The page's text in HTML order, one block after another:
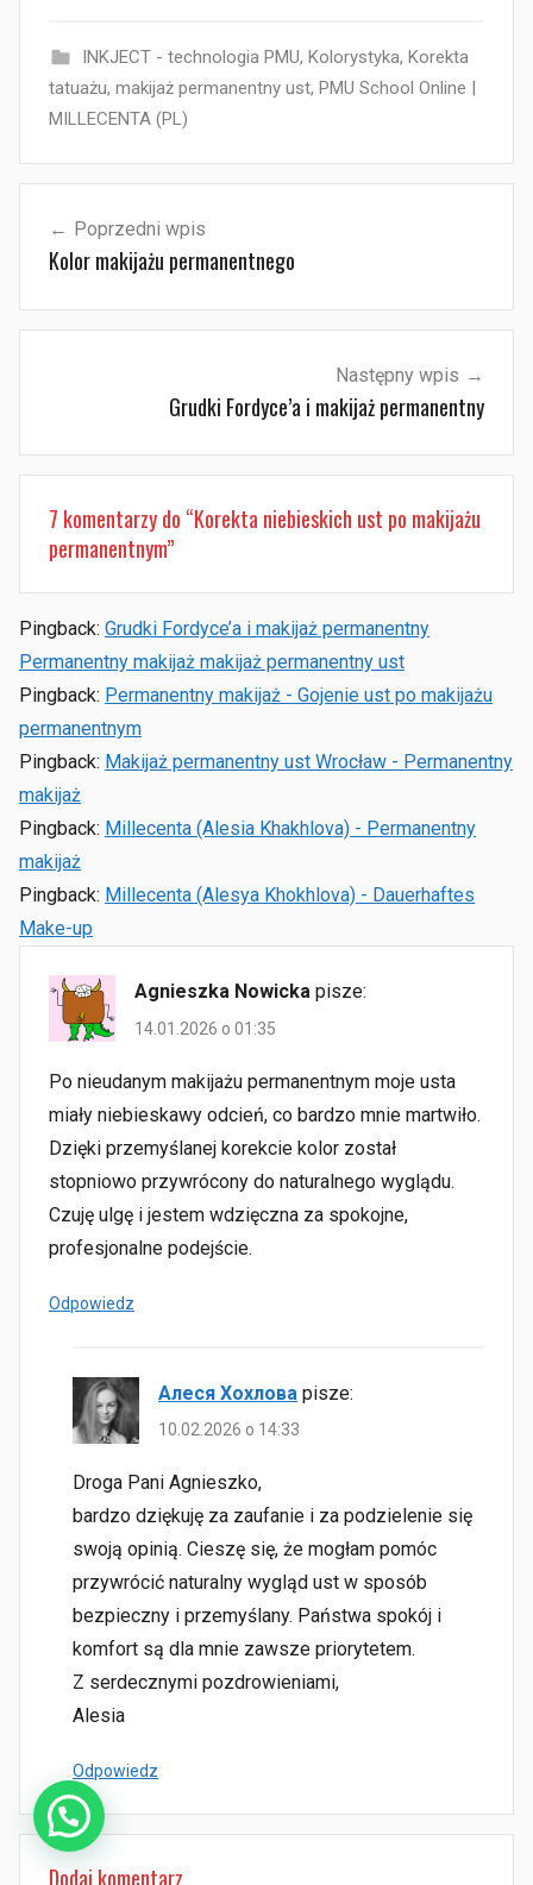
INKJECT - technologia PMU, Kolorystyka, Korekta
tatuażu, makijaż permanentny ust, PMU School Online |
MILLECENTA (PL)
wpisuPoprzedni wpis
Kolor makijażu permanentnego
Następny wpis
Grudki Fordyce’a i makijaż permanentny
7 komentarzy do “Korekta niebieskich ust po makijażu
permanentnym”
Pingback: Grudki Fordyce’a i makijaż permanentny
Permanentny makijaż makijaż permanentny ust
Pingback: Permanentny makijaż - Gojenie ust po makijażu
permanentnym
Pingback: Makijaż permanentny ust Wrocław - Permanentny
makijaż
Pingback: Millecenta (Alesia Khakhlova) - Permanentny
makijaż
Pingback: Millecenta (Alesya Khokhlova) - Dauerhaftes
Make-up
Agnieszka Nowicka pisze:
14.01.2026 o 01:35
Po nieudanym makijażu permanentnym moje usta
miały niebieskawy odcień, co bardzo mnie martwiło.
Dzięki przemyślanej korekcie kolor został
stopniowo przywrócony do naturalnego wyglądu.
Czuję ulgę i jestem wdzięczna za spokojne,
profesjonalne podejście.
Odpowiedz
Алеся Хохлова pisze:
10.02.2026 o 14:33
Droga Pani Agnieszko,
bardzo dziękuję za zaufanie i za podzielenie się
swoją opinią. Cieszę się, że mogłam pomóc
przywrócić naturalny wygląd ust w sposób
bezpieczny i przemyślany. Państwa spokój i
komfort są dla mnie zawsze priorytetem.
Z serdecznymi pozdrowieniami,
Alesia
Odpowiedz
Dodaj komentarz